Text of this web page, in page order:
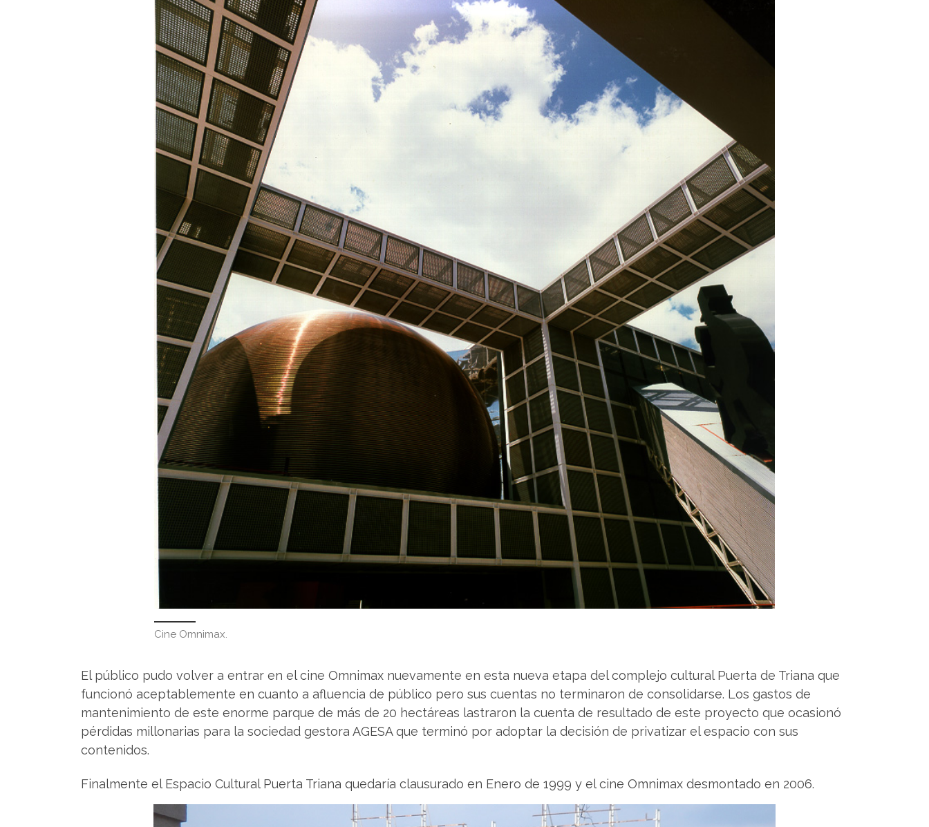
Cine Omnimax.
El público pudo volver a entrar en el cine Omnimax nuevamente en esta nueva etapa del complejo cultural Puerta de Triana que
funcionó aceptablemente en cuanto a afluencia de público pero sus cuentas no terminaron de consolidarse. Los gastos de
mantenimiento de este enorme parque de más de 20 hectáreas lastraron la cuenta de resultado de este proyecto que ocasionó
pérdidas millonarias para la sociedad gestora AGESA que terminó por adoptar la decisión de privatizar el espacio con sus
contenidos.
Finalmente el Espacio Cultural Puerta Triana quedaría clausurado en Enero de 1999 y el cine Omnimax desmontado en 2006.